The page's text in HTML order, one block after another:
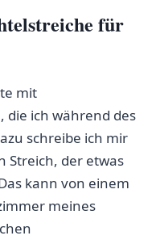
für
mit
die ich‍ während des
schreibe ich mir
Streich, der etwas
kann von einem
meines​